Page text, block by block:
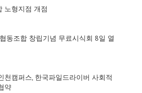
노형지점 개점
동조합 창립기념 무료시식회 8일 열
천캠퍼스, 한국파일드라이버 사회적
약